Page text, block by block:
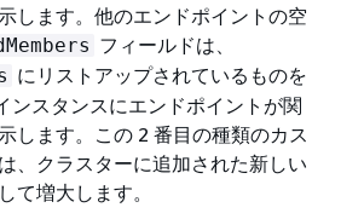
します。他のエンドポイントの空
フィールドは、
にリストアップされているものを
ンスタンスにエンドポイントが関
します。この 2 番目の種類のカス
、クラスターに追加された新しい
て増大します。